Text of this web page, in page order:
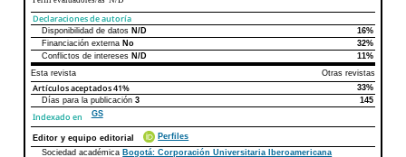
Declaraciones de autoría
Declaraciones de autoríaEste artículo
Disponibilidad de datos N/D
16%
Financiación externa No
32%
Conflictos de intereses N/D
11%
Esta revista
Otras revistas
Artículos aceptados41%
33%
Días para la publicación3 145
Indexado en GS
Editor y equipo editorial
Perfiles
Sociedad académica Bogotá: Corporación Universitaria Iberoamericana